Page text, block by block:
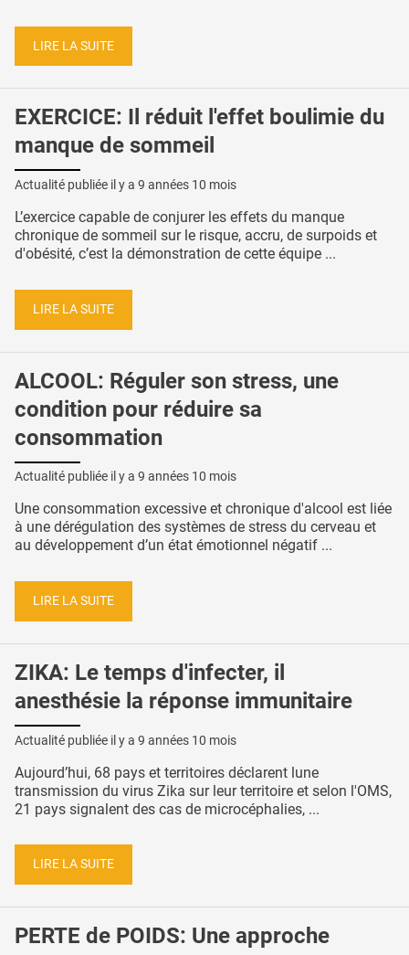
LIRE LA SUITE
EXERCICE: Il réduit l'effet boulimie du
manque de sommeil
Actualité publiée il y a 9 années 10 mois
L’exercice capable de conjurer les effets du manque
chronique de sommeil sur le risque, accru, de surpoids et
d'obésité, c’est la démonstration de cette équipe ...
LIRE LA SUITE
ALCOOL: Réguler son stress, une
condition pour réduire sa
consommation
Actualité publiée il y a 9 années 10 mois
Une consommation excessive et chronique d'alcool est liée
à une dérégulation des systèmes de stress du cerveau et
au développement d’un état émotionnel négatif ...
LIRE LA SUITE
ZIKA: Le temps d'infecter, il
anesthésie la réponse immunitaire
Actualité publiée il y a 9 années 10 mois
Aujourd’hui, 68 pays et territoires déclarent lune
transmission du virus Zika sur leur territoire et selon l'OMS,
21 pays signalent des cas de microcéphalies, ...
LIRE LA SUITE
PERTE de POIDS: Une approche